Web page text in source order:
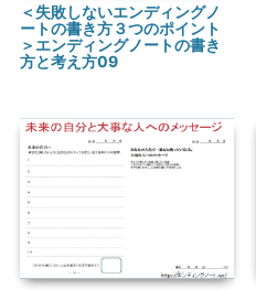
＜失敗しないエンディングノ
ートの書き方３つのポイント
＞エンディングノートの書き
方と考え方09